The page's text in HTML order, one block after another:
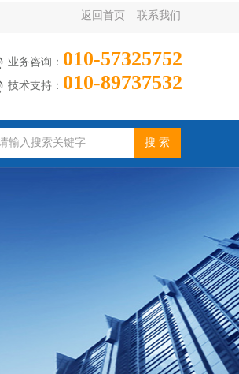
返回首页 联系我们
业务咨询： 010-57325752
技术支持： 010-89737532